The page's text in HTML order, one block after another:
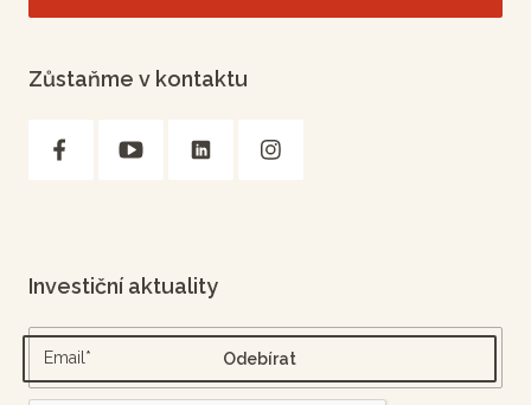
Zůstaňme v kontaktu
Investiční aktuality